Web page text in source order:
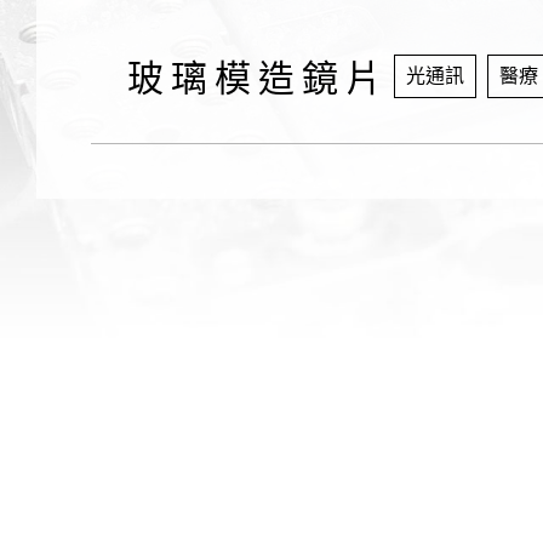
玻璃模造鏡片 光通訊 醫療